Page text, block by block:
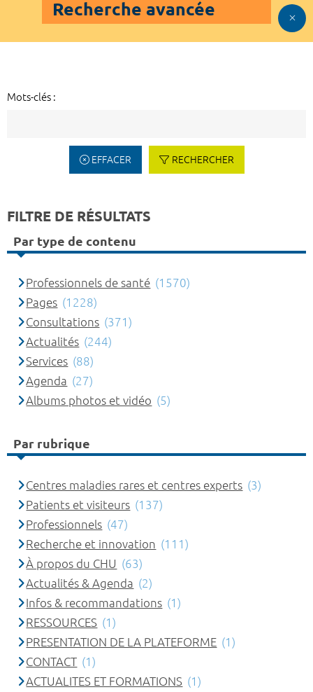
Recherche avancée
Mots-clés :
EFFACER RECHERCHER
FILTRE DE RÉSULTATS
Par type de contenu
Professionnels de santé (1570)
Pages (1228)
Consultations (371)
Actualités (244)
Services (88)
Agenda (27)
Albums photos et vidéo (5)
Par rubrique
Centres maladies rares et centres experts (3)
Patients et visiteurs (137)
Professionnels (47)
Recherche et innovation (111)
À propos du CHU (63)
Actualités & Agenda (2)
Infos & recommandations (1)
RESSOURCES (1)
PRESENTATION DE LA PLATEFORME (1)
CONTACT (1)
ACTUALITES ET FORMATIONS (1)